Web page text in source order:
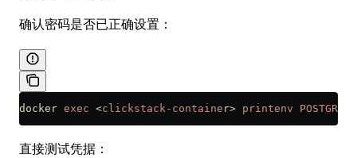
确认密码是否已正确设置：
docker exec <clickstack-containe r> printenv
直接测试凭据：